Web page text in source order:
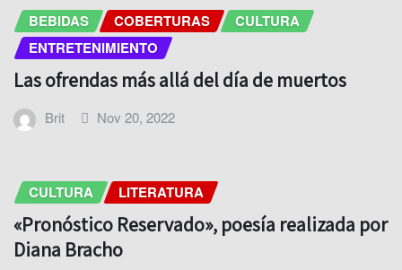
BEBIDAS COBERTURAS
CULTURA
ENTRETENIMIENTO
Las ofrendas más allá del día de muertos
Brit Nov 20, 2022
CULTURA LITERATURA
«Pronóstico Reservado», poesía realizada por
Diana Bracho